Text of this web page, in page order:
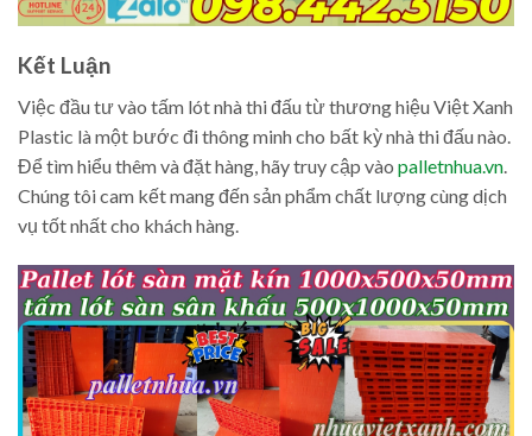
Kết Luận
Việc đầu tư vào tấm lót nhà thi đấu từ thương hiệu Việt Xanh
Plastic là một bước đi thông minh cho bất kỳ nhà thi đấu nào.
Để tìm hiểu thêm và đặt hàng, hãy truy cập vào palletnhua.vn.
Chúng tôi cam kết mang đến sản phẩm chất lượng cùng dịch
vụ tốt nhất cho khách hàng.